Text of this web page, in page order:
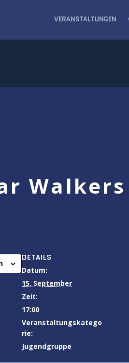
VERANSTALTUNGEN
DETAILS
Datum:
15. September
Zeit:
17:00
Veranstaltungskatego
rie:
Jugendgruppe